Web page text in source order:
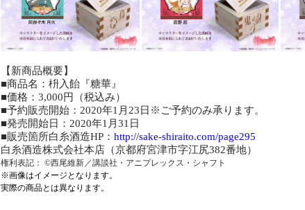
【新商品概要】
■商品名 ：枡入飴 『糖華 』
■価格：3,000円（税込み）
■予約販売開始： 2020年1 月 23 日 ※ ご予約のみ承ります。
■発売開始日： 2020年1 月31 日
■販売箇所白糸酒造HP ：http://sake-shiraito.com/page295
白糸酒造株式会社本店（京都府宮津市字江尻382番地）
権利表記： ©西尾維新／講談社・アニプレックス・シャフト
※画像はイメージとなります。
実際の商品とは異なります。